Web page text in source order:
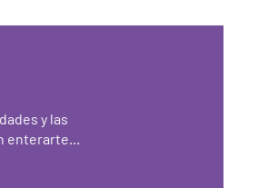
y las
enterarte...